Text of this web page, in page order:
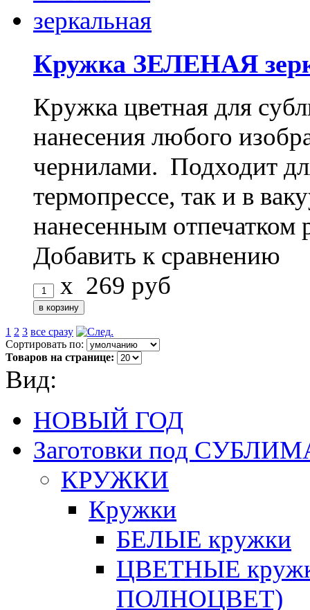
Кружка ЗЕЛЕНАЯ
Кружка цветная для
нанесения любого
чернилами. Подходит
термопрессе, так и в
нанесенным
Добавить к сравнению
x 269 руб
1 2 3 все сразу
Сортировать по:
Товаров на странице:
Вид:
НОВЫЙ ГОД
Заготовки под
КРУЖКИ
Кружки
БЕЛЫЕ кружки
ЦВЕТНЫЕ
ПОЛНОЦВЕТ)